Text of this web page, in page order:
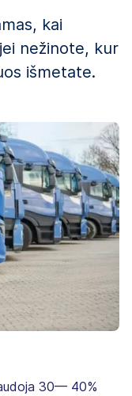
kai
nežinote, kur
išmetate.
30— 40%